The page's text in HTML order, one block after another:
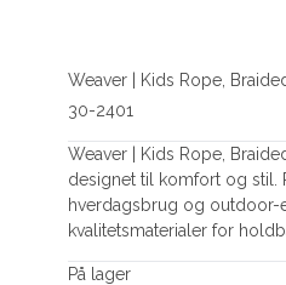
Weaver | Kids Rope,
30-2401
Weaver | Kids Rope,
designet til komfort og stil.
hverdagsbrug og outdoor-
kvalitetsmaterialer for
På lager